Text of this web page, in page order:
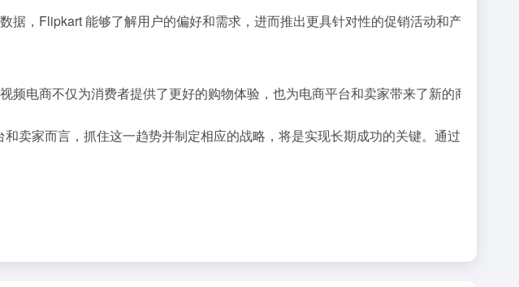
，Flipkart 能够了解用户的偏好和需求，进而推出更具针对性的促销活动和产品推荐。
电商不仅为消费者提供了更好的购物体验，也为电商平台和卖家带来了新的商机和
卖家而言，抓住这一趋势并制定相应的战略，将是实现长期成功的关键。通过持续